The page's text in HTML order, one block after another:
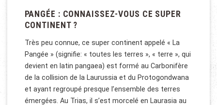
PANGÉE : CONNAISSEZ-VOUS CE SUPER
CONTINENT ?
Très peu connue, ce super continent appelé « La
Pangée » (signifie: « toutes les terres », « terre », qui
devient en latin pangaea) est formé au Carbonifère
de la collision de la Laurussia et du Protogondwana
et ayant regroupé presque l’ensemble des terres
émergées. Au Trias, il s’est morcelé en Laurasia au